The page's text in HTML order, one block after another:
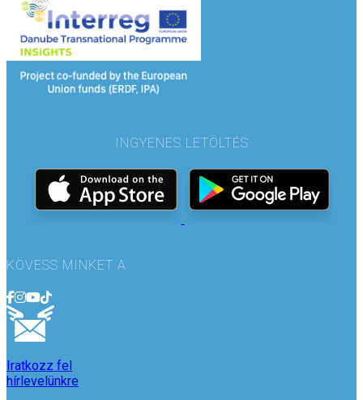
INGYENES LETÖLTÉS
KÖVESS MINKET A
Iratkozz fel
hírlevelünkre